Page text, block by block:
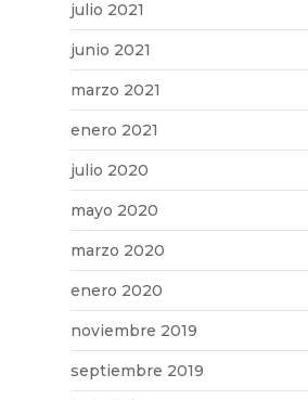
julio 2021
junio 2021
marzo 2021
enero 2021
julio 2020
mayo 2020
marzo 2020
enero 2020
noviembre 2019
septiembre 2019